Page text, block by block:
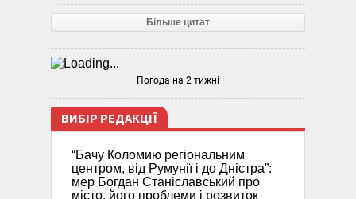
Більше цитат
Погода на 2 тижні
ВИБІР РЕДАКЦІЇ
“Бачу Коломию регіональним
центром, від Румунії і до Дністра”:
мер Богдан Станіславський про
місто, його проблеми і розвиток